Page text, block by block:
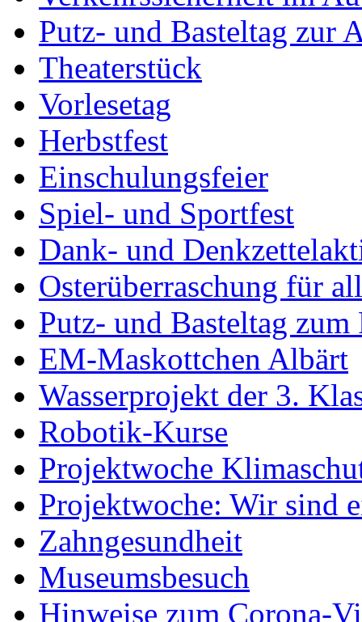
Putz- und Basteltag zur
Theaterstück
Vorlesetag
Herbstfest
Einschulungsfeier
Spiel- und Sportfest
Dank- und
Osterüberraschung für
Putz- und Basteltag
EM-Maskottchen Albärt
Wasserprojekt der 3.
Robotik-Kurse
Projektwoche
Projektwoche: Wir sind
Zahngesundheit
Museumsbesuch
Hinweise zum Corona-